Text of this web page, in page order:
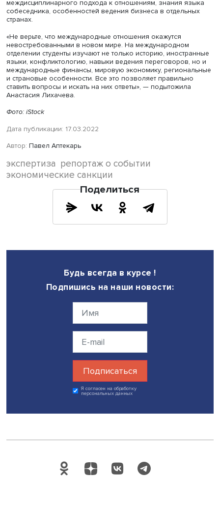
Также следует исследовать опыт Китая, Индии и Ирана
уклонению от санкций и снижению их негативных
последствий, прежде всего по замещению и
поставщиков. В частности, важную роль для
поставок и обучения персонала могут сыграть
связи с небольшими компаниями. Для закупки
важных технологий придется доплачивать до 15–20%
читерам и одновременно активизировать развитие
собственных НИОКР. В нынешней системе легче
дороже сотрудничать.
В завершение лекции Анастасия Лихачева назвала три
они не могут быть вечными, поскольку являются не
понимание международной безопасности и мер ее
обеспечения у государств и союзов не может быть
постоянным. Во-вторых, идеи, что санкции не наносят
существенного ущерба, Анастасия Лихачева назвала
«соблазнительным самообманом». Она считает также,
их влияния малоэффективно из-за быстрой смены
рассчитывать на то, что при масштабных санкциях
более точный и детальный прогноз запросов
промышленности на мировом рынке и внешних
от нашей страны. Привлечение иностранных
компаний к сотрудничеству, выстраивание личных
потребует совсем иного уровня аргументации,
междисциплинарного подхода к отношениям, знания
собеседника, особенностей ведения бизнеса в
«Не верьте, что международные отношения окажутся
невостребованными в новом мире. На международном
отделении студенты изучают не только историю,
языки, конфликтологию, навыки ведения
Дата публикации: 17.03.2022